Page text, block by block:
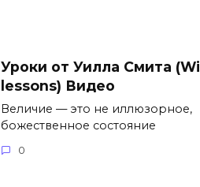
Уроки от Уилла Смита
lessons) Видео
Величие — это не иллюзорное,
божественное состояние
0